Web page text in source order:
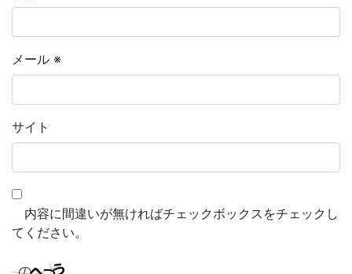
メール ※
サイト
内容に間違いが無ければチェックボックスをチェックし
てください。